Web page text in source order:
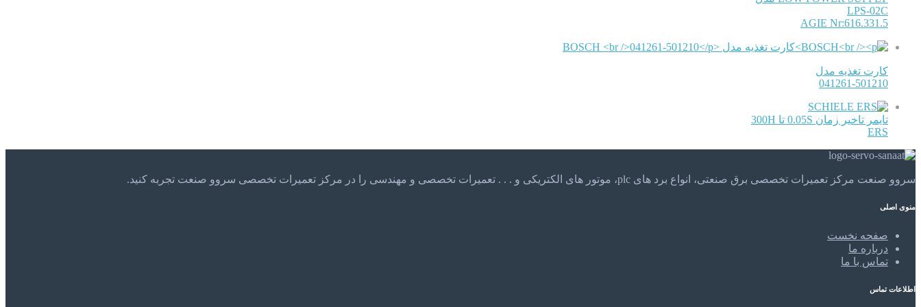
LPS-02C
AGIE Nr:616.331.5
BOSCH
کارت تغذیه مدل
041261-501210
SCHIELE
تایمر تاخیر زمان 0.05S تا 300H
ERS
سروو صنعت مرکز تعمیرات تخصصی برق صنعتی، انواع برد های plc، موتور های الکتریکی و . . . تعمیرات تخصصی و مهندسی را در مرکز تعمیرات تخصصی سروو صنعت تجربه کنید.
منوی اصلی
صفحه نخست
درباره ما
تماس با ما
اطلاعات تماس